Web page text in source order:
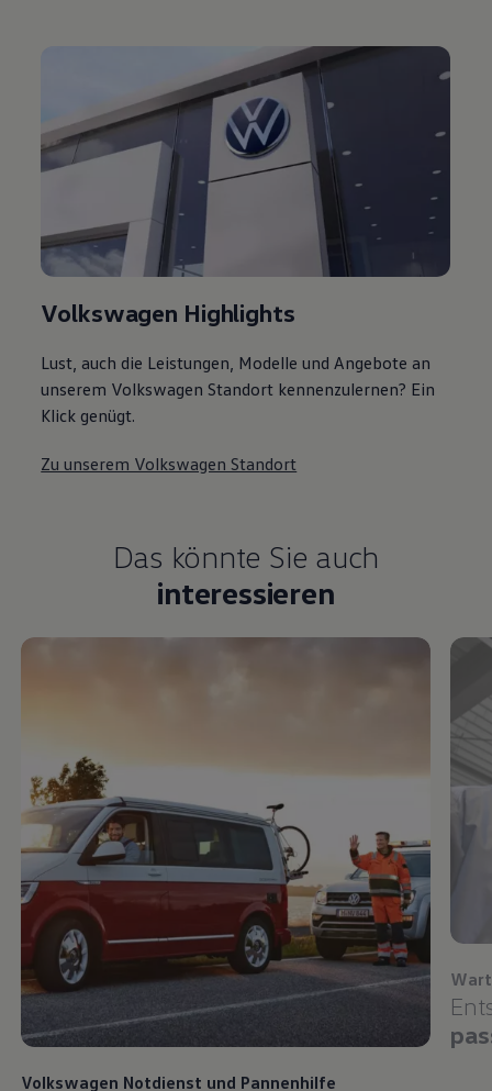
Volkswagen Highlights
Lust, auch die Leistungen, Modelle und Angebote an
unserem Volkswagen Standort kennenzulernen? Ein
Klick genügt.
Zu unserem Volkswagen Standort
Das könnte Sie auch
interessieren
Volkswagen Notdienst und Pannenhilfe